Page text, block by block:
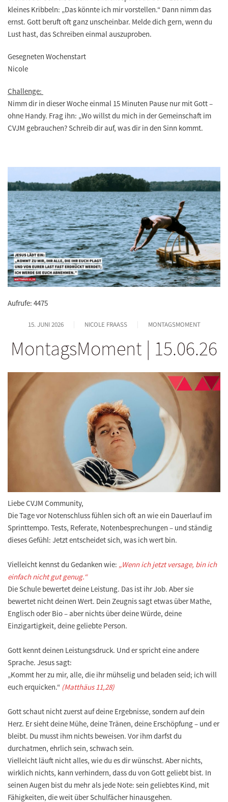
kleines Kribbeln: „Das könnte ich mir vorstellen.“ Dann nimm das
ernst. Gott beruft oft ganz unscheinbar. Melde dich gern, wenn du
Lust hast, das Schreiben einmal auszuproben.
Gesegneten Wochenstart
Nicole
Challenge:
Nimm dir in dieser Woche einmal 15 Minuten Pause nur mit Gott –
ohne Handy. Frag ihn: „Wo willst du mich in der Gemeinschaft im
CVJM gebrauchen? Schreib dir auf, was dir in den Sinn kommt.
Aufrufe: 4475
15. JUNI 2026 NICOLE FRAASS MONTAGSMOMENT
MontagsMoment | 15.06.26
Liebe CVJM Community,
Die Tage vor Notenschluss fühlen sich oft an wie ein Dauerlauf im
Sprinttempo. Tests, Referate, Notenbesprechungen – und ständig
dieses Gefühl: Jetzt entscheidet sich, was ich wert bin.
Vielleicht kennst du Gedanken wie: „Wenn ich jetzt versage, bin ich
einfach nicht gut genug.“
Die Schule bewertet deine Leistung. Das ist ihr Job. Aber sie
bewertet nicht deinen Wert. Dein Zeugnis sagt etwas über Mathe,
Englisch oder Bio – aber nichts über deine Würde, deine
Einzigartigkeit, deine geliebte Person.
Gott kennt deinen Leistungsdruck. Und er spricht eine andere
Sprache. Jesus sagt:
„Kommt her zu mir, alle, die ihr mühselig und beladen seid; ich will
euch erquicken.“ (Matthäus 11,28)
Gott schaut nicht zuerst auf deine Ergebnisse, sondern auf dein
Herz. Er sieht deine Mühe, deine Tränen, deine Erschöpfung – und er
bleibt. Du musst ihm nichts beweisen. Vor ihm darfst du
durchatmen, ehrlich sein, schwach sein.
Vielleicht läuft nicht alles, wie du es dir wünschst. Aber nichts,
wirklich nichts, kann verhindern, dass du von Gott geliebt bist. In
seinen Augen bist du mehr als jede Note: sein geliebtes Kind, mit
Fähigkeiten, die weit über Schulfächer hinausgehen.